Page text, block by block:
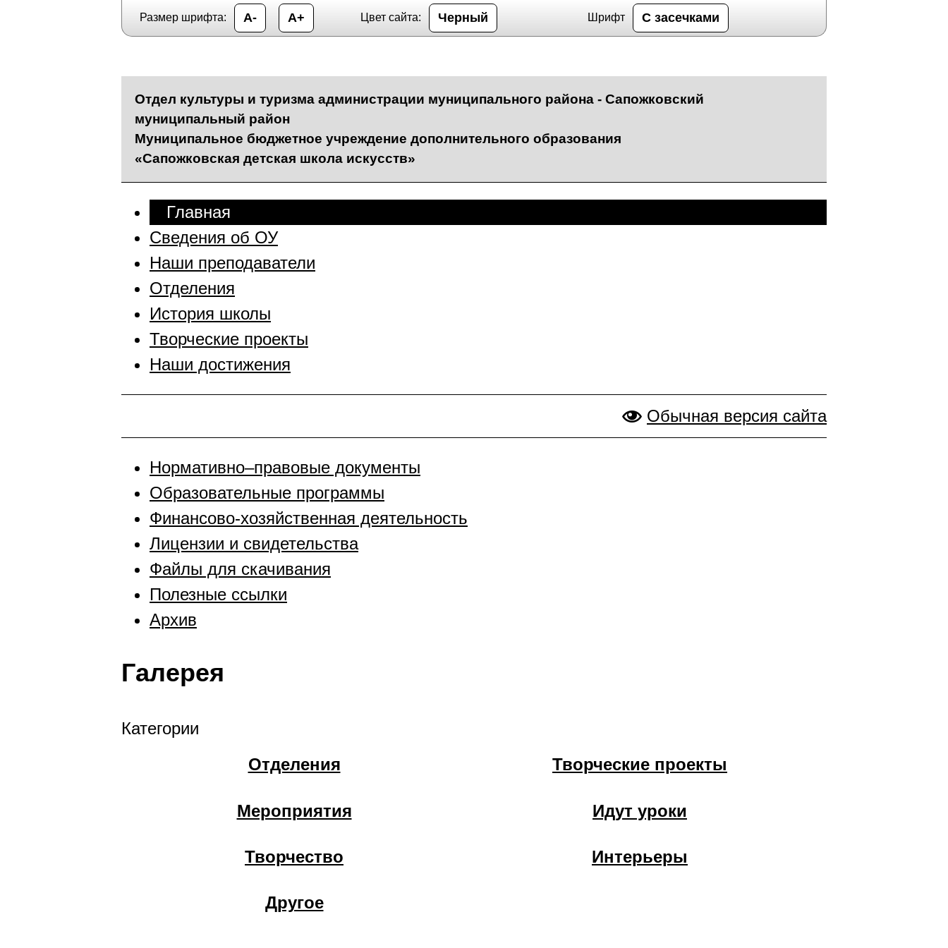
Размер шрифта: А- А+ Цвет сайта: Черный Шрифт С засечками
Отдел культуры и туризма администрации муниципального района - Сапожковский
муниципальный район
Муниципальное бюджетное учреждение дополнительного образования
«Сапожковская детская школа искусств»
Главная
Сведения об ОУ
Наши преподаватели
Отделения
История школы
Творческие проекты
Наши достижения
Обычная версия сайта
Нормативно–правовые документы
Образовательные программы
Финансово-хозяйственная деятельность
Лицензии и свидетельства
Файлы для скачивания
Полезные ссылки
Архив
Галерея
Категории
Отделения
Творческие проекты
Мероприятия Идут уроки
Творчество Интерьеры
Другое